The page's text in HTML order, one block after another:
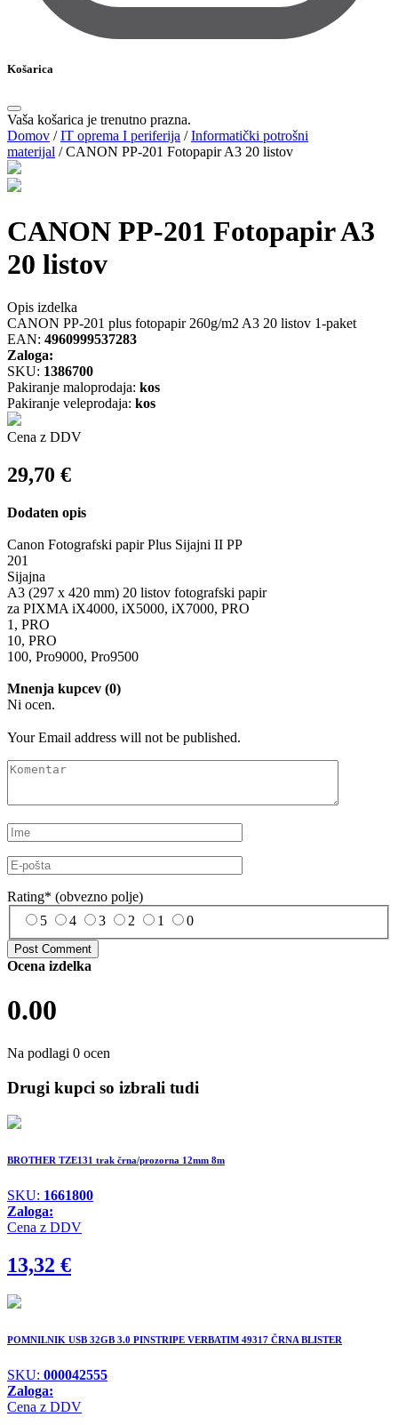
Košarica
Vaša košarica je trenutno prazna.
Domov /IT oprema I periferija /Informatički potrošni
materijal /CANON PP-201 Fotopapir A3 20 listov
CANON PP-201 Fotopapir A3
20 listov
Opis izdelka
CANON PP-201 plus fotopapir 260g/m2 A3 20 listov 1-paket
EAN: 4960999537283
Zaloga:
SKU: 1386700
Pakiranje maloprodaja: kos
Pakiranje veleprodaja: kos
Cena z DDV
29,70 €
Dodaten opis
Canon Fotografski papir Plus Sijajni II PP
201
Sijajna
A3 (297 x 420 mm) 20 listov fotografski papir
za PIXMA iX4000, iX5000, iX7000, PRO
1, PRO
10, PRO
100, Pro9000, Pro9500
Mnenja kupcev (0)
Ni ocen.
Your Email address will not be published.
Rating* (obvezno polje)
5
4 3 2 1 0
Ocena izdelka
0.00
Na podlagi 0 ocen
Drugi kupci so izbrali tudi
BROTHER TZE131 trak črna/prozorna 12mm 8m
SKU: 1661800
Zaloga:
Cena z DDV
13,32 €
POMNILNIK USB 32GB 3.0 PINSTRIPE VERBATIM 49317 ČRNA BLISTER
SKU: 000042555
Zaloga:
Cena z DDV